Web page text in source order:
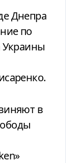
по
Украины